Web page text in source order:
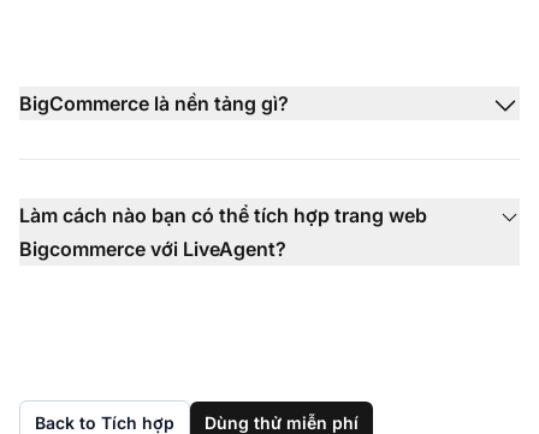
BigCommerce là nền tảng gì?
Làm cách nào bạn có thể tích hợp trang web
Bigcommerce với LiveAgent?
Back to Tích hợp Dùng thử miễn phí